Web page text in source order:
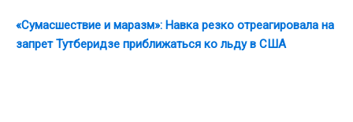
«Сумасшествие и маразм»: Навка резко отреагировала на
запрет Тутберидзе приближаться ко льду в США